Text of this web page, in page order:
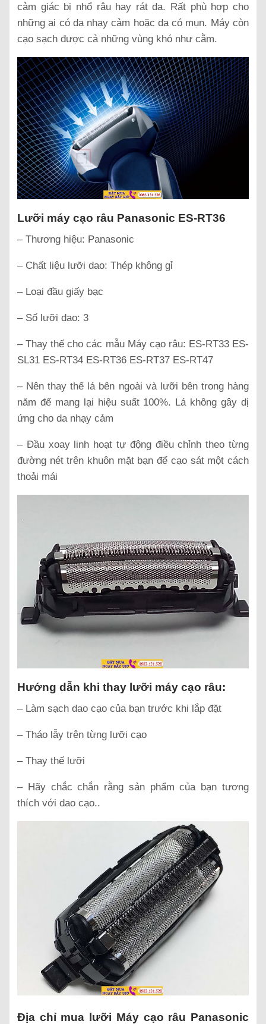
cảm giác bị nhổ râu hay rát da. Rất phù hợp cho
những ai có da nhạy cảm hoặc da có mụn. Máy còn
cạo sạch được cả những vùng khó như cằm.
Lưỡi máy cạo râu Panasonic ES-RT36
– Thương hiệu: Panasonic
– Chất liệu lưỡi dao: Thép không gỉ
– Loại đầu giấy bạc
– Số lưỡi dao: 3
– Thay thế cho các mẫu Máy cạo râu: ES-RT33 ES-
SL31 ES-RT34 ES-RT36 ES-RT37 ES-RT47
– Nên thay thế lá bên ngoài và lưỡi bên trong hàng
năm để mang lại hiệu suất 100%. Lá không gây dị
ứng cho da nhạy cảm
– Đầu xoay linh hoạt tự động điều chỉnh theo từng
đường nét trên khuôn mặt bạn để cạo sát một cách
thoải mái
Hướng dẫn khi thay lưỡi máy cạo râu:
– Làm sạch dao cạo của bạn trước khi lắp đặt
– Tháo lẫy trên từng lưỡi cạo
– Thay thế lưỡi
– Hãy chắc chắn rằng sản phẩm của bạn tương
thích với dao cạo..
Địa chỉ mua lưỡi Máy cạo râu Panasonic